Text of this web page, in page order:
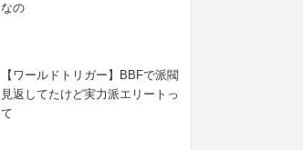
なの
【ワールドトリガー】BBFで派閥
見返してたけど実力派エリートっ
て